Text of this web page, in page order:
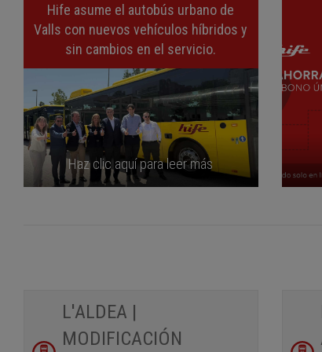
Hife asume el autobús urbano de
Valls con nuevos vehículos híbridos y
sin cambios en el servicio.
Haz clic aquí para leer más
L'ALDEA |
MODIFICACIÓN